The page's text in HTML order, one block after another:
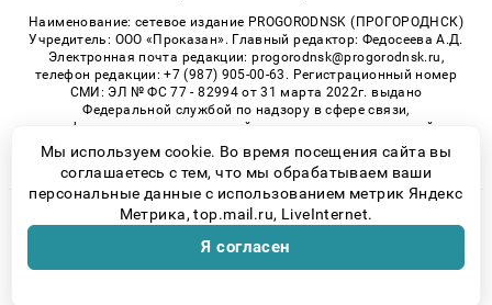
Наименование: сетевое издание PROGORODNSK (ПРОГОРОДНСК)
Учредитель: ООО «Проказан». Главный редактор: Федосеева А.Д.
Электронная почта редакции: progorodnsk@progorodnsk.ru,
телефон редакции: +7 (987) 905-00-63. Регистрационный номер
СМИ: ЭЛ № ФС 77 - 82994 от 31 марта 2022г. выдано
Федеральной службой по надзору в сфере связи,
информационных технологий и массовых коммуникаций.
Возрастная категория сайта 16+.
© 2026 «progorodnsk» | Все права защищены
Возрастная категория сайта 16+
Политика конфиденциальности
Мы используем cookie. Во время посещения сайта вы
соглашаетесь с тем, что мы обрабатываем ваши
персональные данные с использованием метрик Яндекс
Метрика, top.mail.ru, LiveInternet.
Я согласен